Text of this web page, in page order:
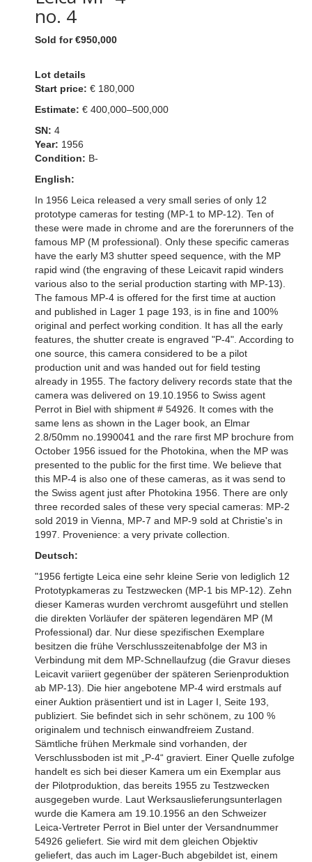
no. 4
Sold for €950,000
Lot details
Start price: € 180,000
Estimate: € 400,000–500,000
SN: 4
Year: 1956
Condition: B-
English:
In 1956 Leica released a very small series of only 12
prototype cameras for testing (MP-1 to MP-12). Ten of
these were made in chrome and are the forerunners of the
famous MP (M professional). Only these specific cameras
have the early M3 shutter speed sequence, with the MP
rapid wind (the engraving of these Leicavit rapid winders
various also to the serial production starting with MP-13).
The famous MP-4 is offered for the first time at auction
and published in Lager 1 page 193, is in fine and 100%
original and perfect working condition. It has all the early
features, the shutter create is engraved "P-4". According to
one source, this camera considered to be a pilot
production unit and was handed out for field testing
already in 1955. The factory delivery records state that the
camera was delivered on 19.10.1956 to Swiss agent
Perrot in Biel with shipment # 54926. It comes with the
same lens as shown in the Lager book, an Elmar
2.8/50mm no.1990041 and the rare first MP brochure from
October 1956 issued for the Photokina, when the MP was
presented to the public for the first time. We believe that
this MP-4 is also one of these cameras, as it was send to
the Swiss agent just after Photokina 1956. There are only
three recorded sales of these very special cameras: MP-2
sold 2019 in Vienna, MP-7 and MP-9 sold at Christie's in
1997. Provenience: a very private collection.
Deutsch:
"1956 fertigte Leica eine sehr kleine Serie von lediglich 12
Prototypkameras zu Testzwecken (MP-1 bis MP-12). Zehn
dieser Kameras wurden verchromt ausgeführt und stellen
die direkten Vorläufer der späteren legendären MP (M
Professional) dar. Nur diese spezifischen Exemplare
besitzen die frühe Verschlusszeitenabfolge der M3 in
Verbindung mit dem MP-Schnellaufzug (die Gravur dieses
Leicavit variiert gegenüber der späteren Serienproduktion
ab MP-13). Die hier angebotene MP-4 wird erstmals auf
einer Auktion präsentiert und ist in Lager I, Seite 193,
publiziert. Sie befindet sich in sehr schönem, zu 100 %
originalem und technisch einwandfreiem Zustand.
Sämtliche frühen Merkmale sind vorhanden, der
Verschlussboden ist mit „P-4“ graviert. Einer Quelle zufolge
handelt es sich bei dieser Kamera um ein Exemplar aus
der Pilotproduktion, das bereits 1955 zu Testzwecken
ausgegeben wurde. Laut Werksauslieferungsunterlagen
wurde die Kamera am 19.10.1956 an den Schweizer
Leica-Vertreter Perrot in Biel unter der Versandnummer
54926 geliefert. Sie wird mit dem gleichen Objektiv
geliefert, das auch im Lager-Buch abgebildet ist, einem